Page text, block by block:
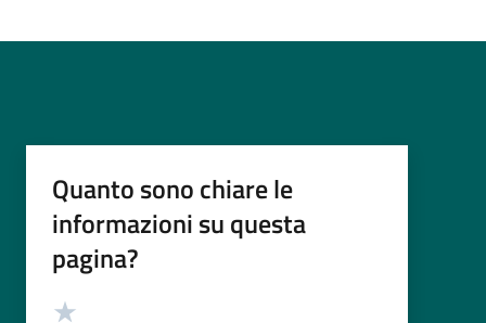
Quanto sono chiare le
informazioni su questa
pagina?
Valutazione